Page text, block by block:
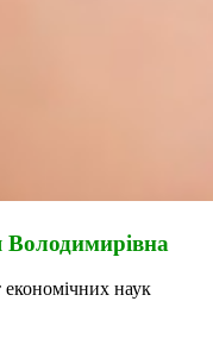
Володимирівна
економічних наук